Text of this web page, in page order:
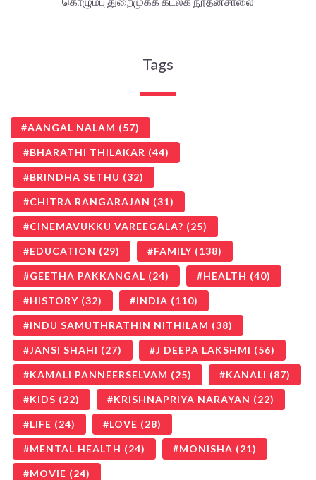
Tags
AANGAL NALAM (57)
BHARATHI THILAKAR (44)
BRINDHA SETHU (32)
CHITRA RANGARAJAN (31)
CINEMAVUKKU VAREEGALA? (25)
EDUCATION (29) FAMILY (138)
GEETHA PAKKANGAL (24) HEALTH (40)
HISTORY (32) INDIA (110)
INDU SAMUTHRATHIN NITHILAM (38)
JANSI SHAHI (27) J DEEPA LAKSHMI (56)
KAMALI PANNEERSELVAM (25) KANALI (87)
KIDS (22) KRISHNAPRIYA NARAYAN (22)
LIFE (24) LOVE (28)
MENTAL HEALTH (24) MONISHA (21)
MOVIE (24)